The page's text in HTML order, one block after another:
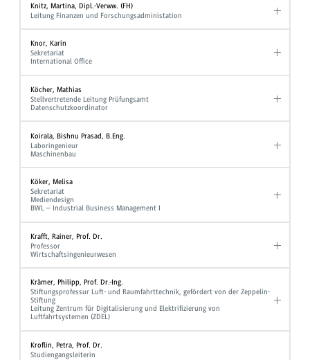
Knitz, Martina, Dipl.-Verww. (FH)
Leitung Finanzen und Forschungsadministation
Knor, Karin
Sekretariat
International Office
Köcher, Mathias
Stellvertretende Leitung Prüfungsamt
Datenschutzkoordinator
Koirala, Bishnu Prasad, B.Eng.
Laboringenieur
Maschinenbau
Köker, Melisa
Sekretariat
Mediendesign
BWL – Industrial Business Management I
Krafft, Rainer, Prof. Dr.
Professor
Wirtschaftsingenieurwesen
Krämer, Philipp, Prof. Dr.-Ing.
Stiftungsprofessur Luft- und Raumfahrttechnik, gefördert von der Zeppelin-
Stiftung
Leitung Zentrum für Digitalisierung und Elektrifizierung von
Luftfahrtsystemen (ZDEL)
Kroflin, Petra, Prof. Dr.
Studiengangsleiterin